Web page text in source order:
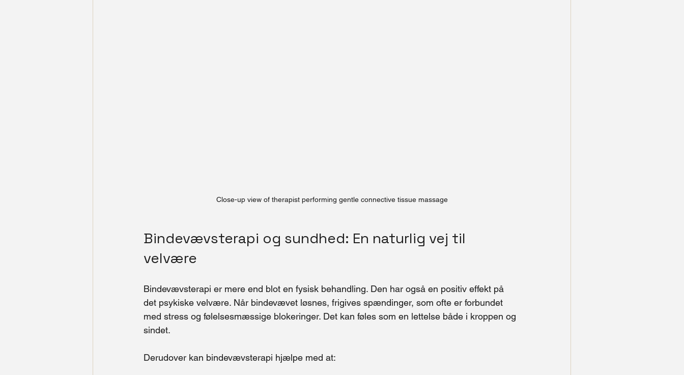
Close-up view of therapist performing gentle connective tissue massage
Bindevævsterapi og sundhed: En naturlig vej til
velvære
Bindevævsterapi er mere end blot en fysisk behandling. Den har også en positiv effekt på
det psykiske velvære. Når bindevævet løsnes, frigives spændinger, som ofte er forbundet
med stress og følelsesmæssige blokeringer. Det kan føles som en lettelse både i kroppen og
sindet.
Derudover kan bindevævsterapi hjælpe med at: